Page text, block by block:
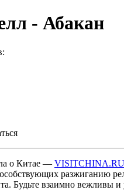
- Абакан
о Китае — VISITCHINA.RU
разжиганию
Будьте взаимно вежливы